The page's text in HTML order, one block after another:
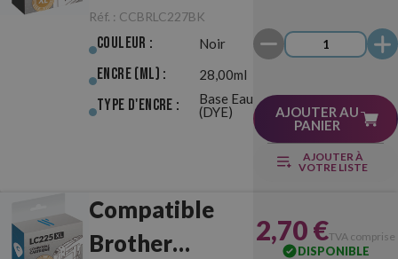
LC227XL Noir
Réf. : CCBRLC227BK
Couleur : Noir
Encre (ml) : 28,00ml
Type d'Encre :
Base Eau
(DYE)
AJOUTER AU
PANIER
AJOUTER À
VOTRE LISTE
Compatible
Brother
2,70 €TVA comprise
DISPONIBLE